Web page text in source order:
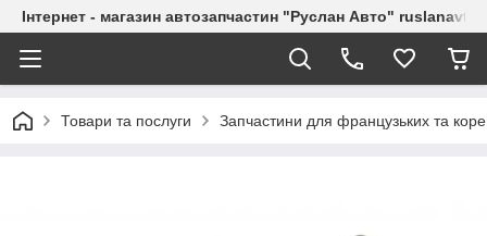
Інтернет - магазин автозапчастин "Руслан Авто"
Товари та послуги Запчастини для французьких та